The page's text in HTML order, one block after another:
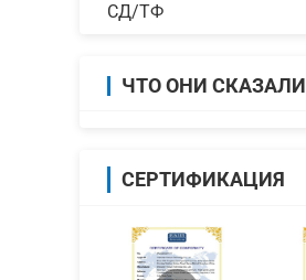
СД/ТФ
ЧТО ОНИ СКАЗАЛИ
СЕРТИФИКАЦИЯ